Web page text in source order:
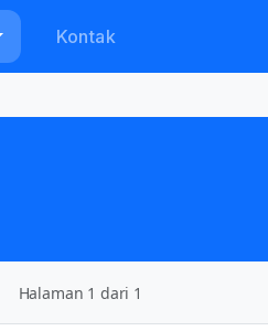
Kontak
Halaman 1 dari 1